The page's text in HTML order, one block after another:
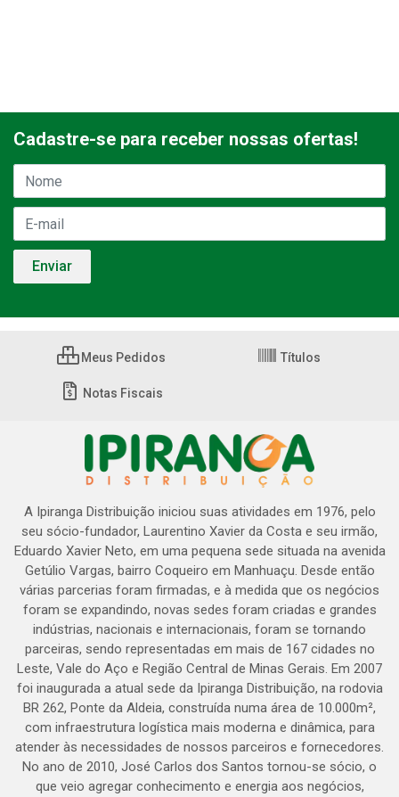
Cadastre-se para receber nossas ofertas!
Meus Pedidos Títulos
Notas Fiscais
A Ipiranga Distribuição iniciou suas atividades em 1976, pelo
seu sócio-fundador, Laurentino Xavier da Costa e seu irmão,
Eduardo Xavier Neto, em uma pequena sede situada na avenida
Getúlio Vargas, bairro Coqueiro em Manhuaçu. Desde então
várias parcerias foram firmadas, e à medida que os negócios
foram se expandindo, novas sedes foram criadas e grandes
indústrias, nacionais e internacionais, foram se tornando
parceiras, sendo representadas em mais de 167 cidades no
Leste, Vale do Aço e Região Central de Minas Gerais. Em 2007
foi inaugurada a atual sede da Ipiranga Distribuição, na rodovia
BR 262, Ponte da Aldeia, construída numa área de 10.000m²,
com infraestrutura logística mais moderna e dinâmica, para
atender às necessidades de nossos parceiros e fornecedores.
No ano de 2010, José Carlos dos Santos tornou-se sócio, o
que veio agregar conhecimento e energia aos negócios,